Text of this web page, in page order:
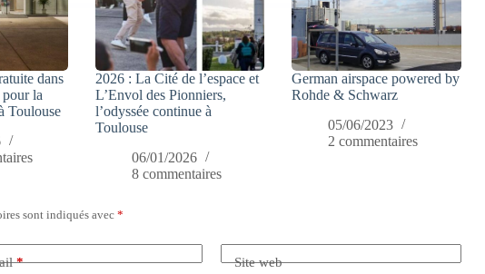
dans
la
Toulouse
2026 : La Cité de l’espace et
L’Envol des Pionniers,
l’odyssée continue à
Toulouse
06/01/2026
8 commentaires
German airspace powered by
Rohde & Schwarz
05/06/2023
2 commentaires
sont indiqués avec *
* Site web